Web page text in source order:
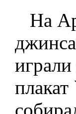
На